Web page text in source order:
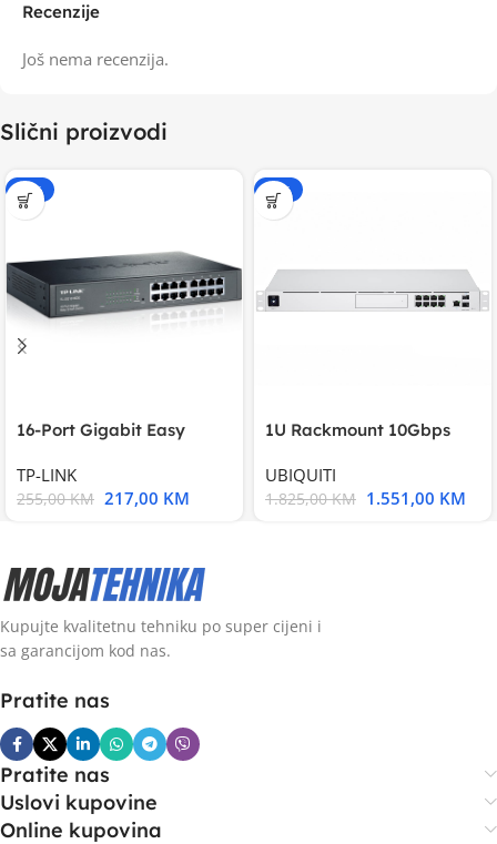
Recenzije
Još nema recenzija.
Slični proizvodi
-15%
16-Port Gigabit Easy
TP-LINK
255,00KM 217,00 KM
-15%
1U Rackmount 10Gbps
UBIQUITI
1.825,00KM 1.551,00 KM
Kupujte kvalitetnu tehniku po super cijeni i
sa garancijom kod nas.
Pratite nas
Pratite nas
Uslovi kupovine
Online kupovina